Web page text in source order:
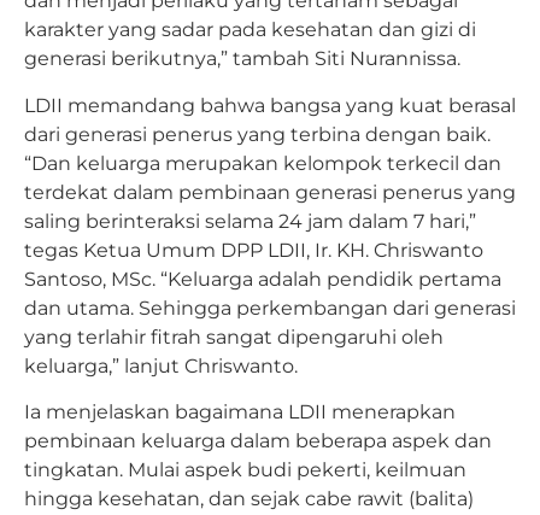
karakter yang sadar pada kesehatan dan gizi di
generasi berikutnya,” tambah Siti Nurannissa.
LDII memandang bahwa bangsa yang kuat berasal
dari generasi penerus yang terbina dengan baik.
“Dan keluarga merupakan kelompok terkecil dan
terdekat dalam pembinaan generasi penerus yang
saling berinteraksi selama 24 jam dalam 7 hari,”
tegas Ketua Umum DPP LDII, Ir. KH. Chriswanto
Santoso, MSc. “Keluarga adalah pendidik pertama
dan utama. Sehingga perkembangan dari generasi
yang terlahir fitrah sangat dipengaruhi oleh
keluarga,” lanjut Chriswanto.
Ia menjelaskan bagaimana LDII menerapkan
pembinaan keluarga dalam beberapa aspek dan
tingkatan. Mulai aspek budi pekerti, keilmuan
hingga kesehatan, dan sejak cabe rawit (balita)